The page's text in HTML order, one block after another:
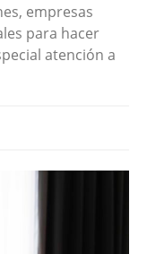
empresas
para hacer
atención a